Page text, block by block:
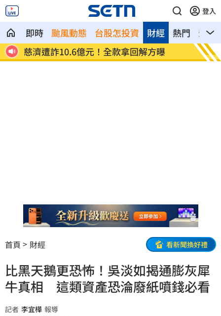
登入
即時 颱風動態 台股怎投資 熱門 影音
財經
慈濟遭詐10.6億元！全款拿回解方曝
稱龍
首頁 財經 看新聞換好禮
比黑天鵝更恐怖！吳淡如揭通膨灰犀
牛真相 這類資產恐淪廢紙噴錢必看
記者 李宜樺 報導